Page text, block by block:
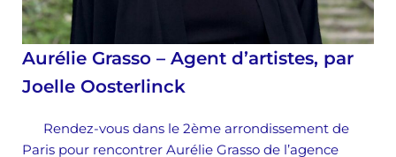
Aurélie Grasso – Agent d’artistes, par
Joelle Oosterlinck
Rendez-vous dans le 2ème arrondissement de
Paris pour rencontrer Aurélie Grasso de l’agence